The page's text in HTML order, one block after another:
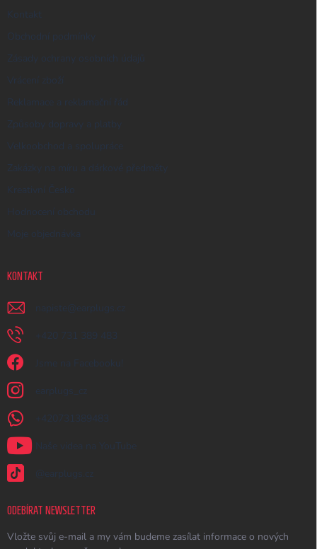
Kontakt
Obchodní podmínky
Zásady ochrany osobních údajů
Vrácení zboží
Reklamace a reklamační řád
Způsoby dopravy a platby
Velkoobchod a spolupráce
Zakázky na míru a dárkové předměty
Kreativní Česko
Hodnocení obchodu
Moje objednávka
KONTAKT
napiste @ earplugs.cz
+420 731 389 483
Jsme na Facebooku!
earplugs_cz
+420731389483
Naše videa na YouTube
@earplugs.cz
ODEBÍRAT NEWSLETTER
Vložte svůj e-mail a my vám budeme zasílat informace o nových